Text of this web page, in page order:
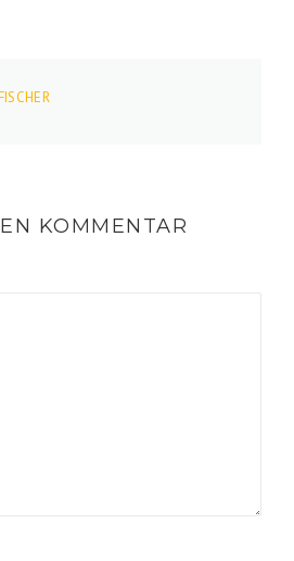
KOMMENTAR